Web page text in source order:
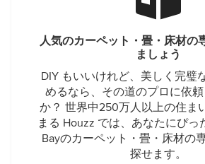
人気のカーペット・畳・床材の
ましょう
DIY もいいけれど、美しく完璧
めるなら、その道のプロに依
か？ 世界中250万人以上の住ま
まる Houzz では、あなたにぴっ
Bayのカーペット・畳・床材の
探せます。